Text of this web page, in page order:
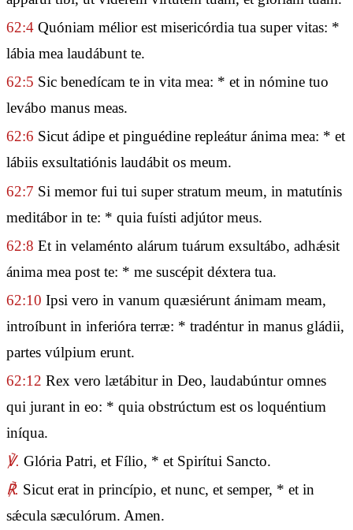
62:4 Quóniam mélior est misericórdia tua super vitas: *
lábia mea laudábunt te.
62:5 Sic benedícam te in vita mea: * et in nómine tuo
levábo manus meas.
62:6 Sicut ádipe et pinguédine repleátur ánima mea: * et
lábiis exsultatiónis laudábit os meum.
62:7 Si memor fui tui super stratum meum, in matutínis
meditábor in te: * quia fuísti adjútor meus.
62:8 Et in velaménto alárum tuárum exsultábo, adhǽsit
ánima mea post te: * me suscépit déxtera tua.
62:10 Ipsi vero in vanum quæsiérunt ánimam meam,
introíbunt in inferióra terræ: * tradéntur in manus gládii,
partes vúlpium erunt.
62:12 Rex vero lætábitur in Deo, laudabúntur omnes
qui jurant in eo: * quia obstrúctum est os loquéntium
iníqua.
℣. Glória Patri, et Fílio, * et Spirítui Sancto.
℟. Sicut erat in princípio, et nunc, et semper, * et in
sǽcula sæculórum. Amen.